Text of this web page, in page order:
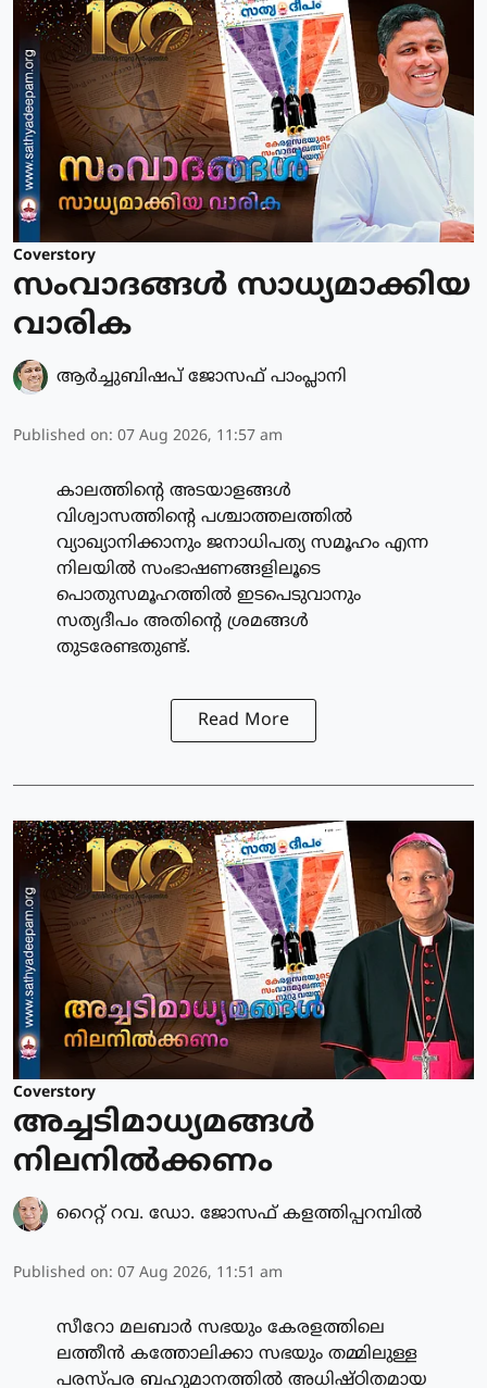
Coverstory
സംവാദങ്ങൾ സാധ്യമാക്കിയ
വാരിക
ആർച്ചുബിഷപ് ജോസഫ് പാംപ്ലാനി
Published on: 07 Aug 2026, 11:57 am
കാലത്തിന്റെ അടയാളങ്ങൾ
വിശ്വാസത്തിന്റെ പശ്ചാത്തലത്തിൽ
വ്യാഖ്യാനിക്കാനും ജനാധിപത്യ സമൂഹം എന്ന
നിലയിൽ സംഭാഷണങ്ങളിലൂടെ
പൊതുസമൂഹത്തിൽ ഇടപെടുവാനും
സത്യദീപം അതിന്റെ ശ്രമങ്ങൾ
തുടരേണ്ടതുണ്ട്.
Read More
Coverstory
അച്ചടിമാധ്യമങ്ങൾ
നിലനിൽക്കണം
റൈറ്റ് റവ. ഡോ. ജോസഫ് കളത്തിപ്പറമ്പിൽ
Published on: 07 Aug 2026, 11:51 am
സീറോ മലബാർ സഭയും കേരളത്തിലെ
ലത്തീൻ കത്തോലിക്കാ സഭയും തമ്മിലുള്ള
പരസ്പര ബഹുമാനത്തിൽ അധിഷ്ഠിതമായ